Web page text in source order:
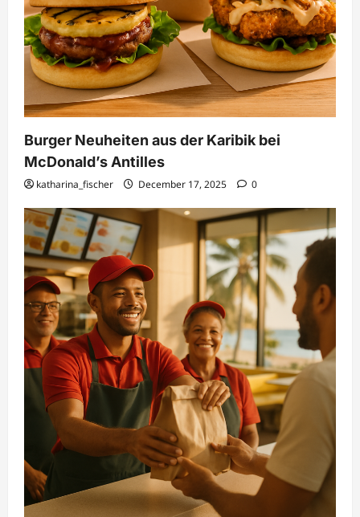
Burger Neuheiten aus der Karibik bei
McDonald’s Antilles
katharina_fischer December 17, 2025 0